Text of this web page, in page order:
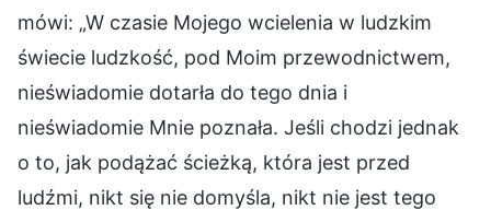
mówi: „W czasie Mojego wcielenia w ludzkim
świecie ludzkość, pod Moim przewodnictwem,
nieświadomie dotarła do tego dnia i
nieświadomie Mnie poznała. Jeśli chodzi jednak
o to, jak podążać ścieżką, która jest przed
ludźmi, nikt się nie domyśla, nikt nie jest tego